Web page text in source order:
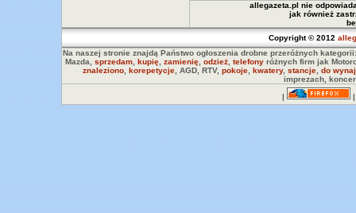
allegazeta.pl nie
jak również
Copyright © 2012
Na naszej stronie znajdą Państwo ogłoszenia drobne przeróżnych
Mazda, sprzedam, kupię, zamienię, odzież, telefonyróżnych firm jak
znaleziono korepetycje , AGD, RTV, pokoje kwatery, stancje do
imprezach,
|